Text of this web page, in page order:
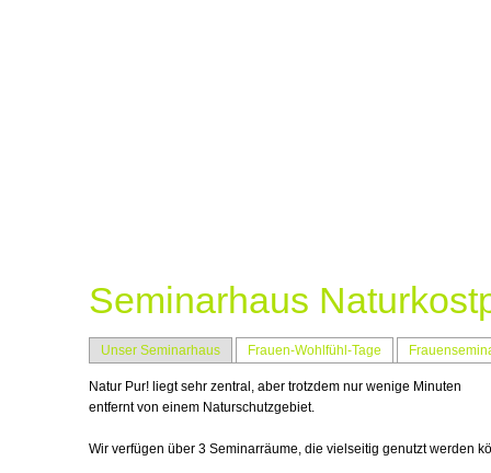
Seminarhaus
Unser Seminarhaus Frauen-Wohlfühl-Tage
Natur Pur! liegt sehr zentral, aber trotzdem nur wenige Minuten
entfernt von einem Naturschutzgebiet.
Wir verfügen über 3 Seminarräume, die vielseitig genutzt werden